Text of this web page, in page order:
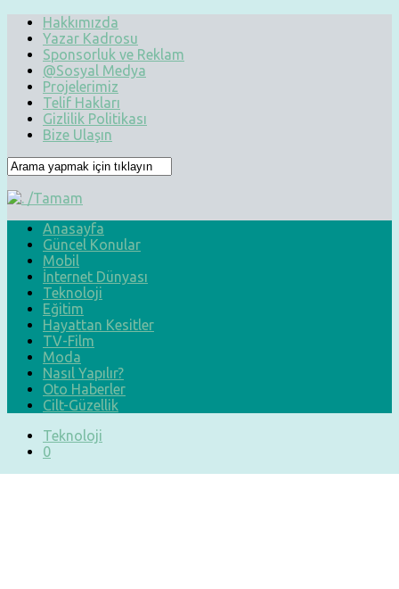
Hakkımızda
Yazar Kadrosu
Sponsorluk ve Reklam
@Sosyal Medya
Projelerimiz
Telif Hakları
Gizlilik Politikası
Bize Ulaşın
Anasayfa
Güncel Konular
Mobil
İnternet Dünyası
Teknoloji
Eğitim
Hayattan Kesitler
TV-Film
Moda
Nasıl Yapılır?
Oto Haberler
Cilt-Güzellik
Teknoloji
0